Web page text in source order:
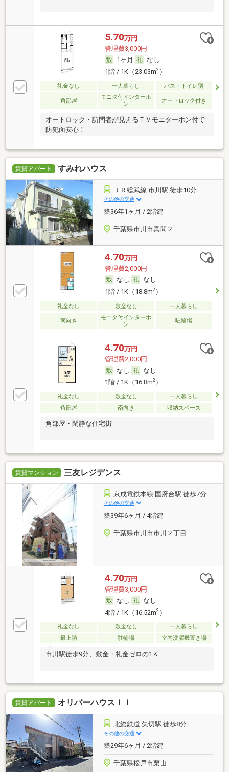
5.70万円
管理費3,000円
1ヶ月
なし
1階 / 1K（23.03m2）
礼金なし 一人暮らし バス・トイレ別
角部屋
モニタ付インターホ
ン
オートロック付き
オートロック・訪問者が見えるＴＶモニターホン付で
防犯面安心！
賃貸アパート すみれハウス
ＪＲ総武線 市川駅 徒歩10分
その他の交通
築36年1ヶ月 / 2階建
千葉県市川市真間２
4.70万円
管理費2,000円
なし
なし
1階 / 1K（18.8m2）
礼金なし 敷金なし 一人暮らし
南向き
モニタ付インターホ
ン
駐輪場
4.70万円
管理費2,000円
なし
なし
1階 / 1K（16.8m2）
礼金なし 敷金なし
一人暮らし
角部屋
南向き 収納スペース
角部屋・閑静な住宅街
賃貸マンション 三友レジデンス
京成電鉄本線 国府台駅 徒歩7分
その他の交通
築39年6ヶ月 / 4階建
千葉県市川市市川２丁目
4.70万円
管理費3,000円
なし
なし
4階 / 1K（16.52m2）
礼金なし 敷金なし
一人暮らし
最上階
駐輪場 室内洗濯機置き場
市川駅徒歩9分、敷金・礼金ゼロの1Ｋ
賃貸アパート オリバーハウスＩＩ
北総鉄道 矢切駅 徒歩8分
その他の交通
築29年6ヶ月 / 2階建
千葉県松戸市栗山